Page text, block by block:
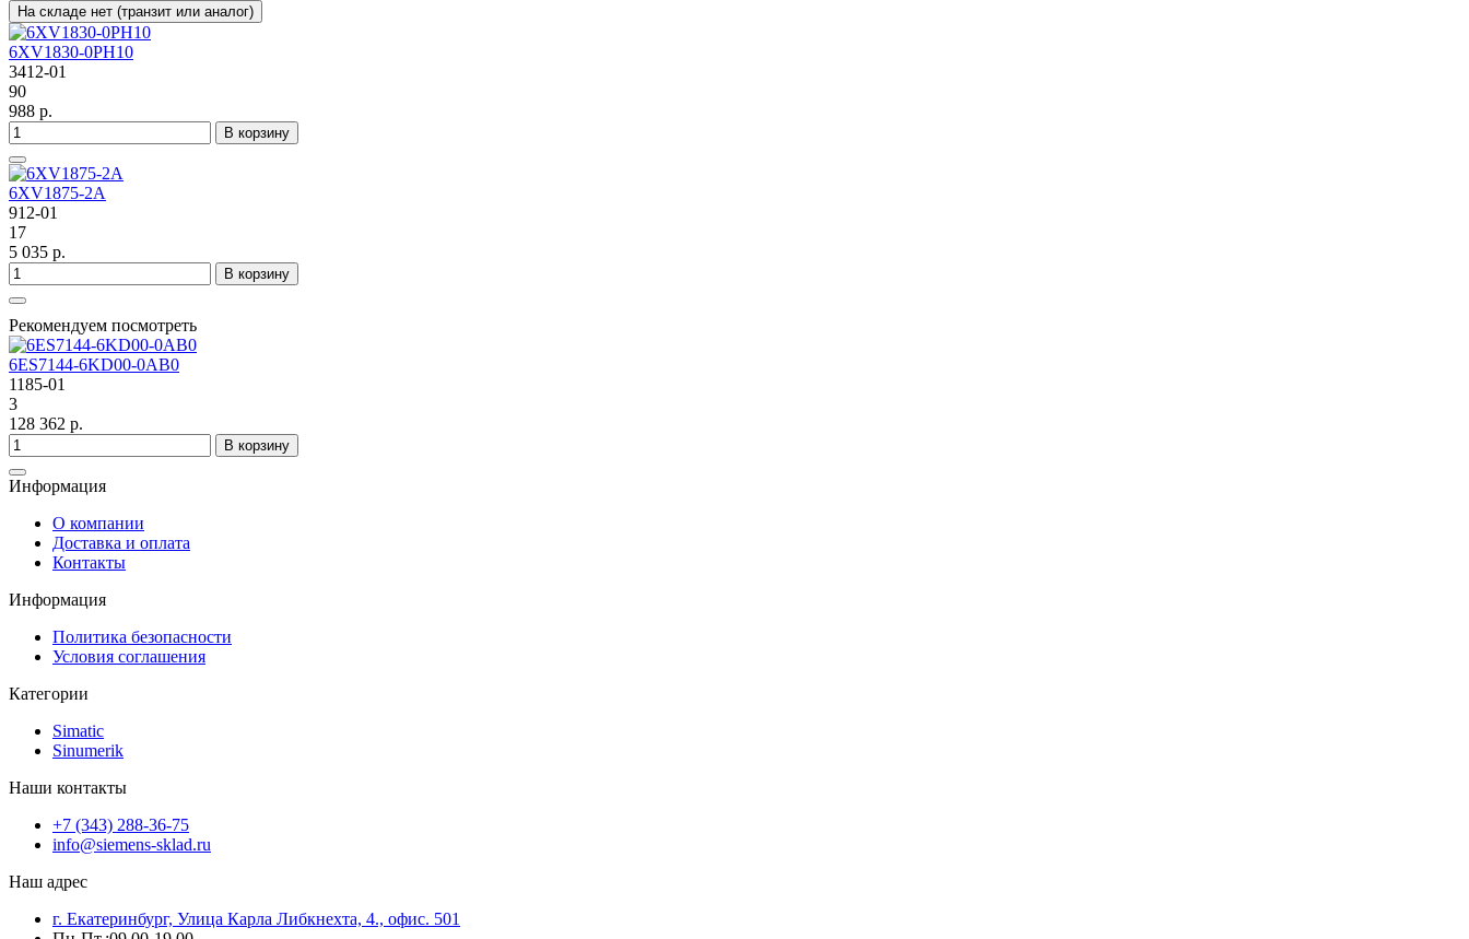
На складе нет (транзит или аналог)
6XV1830-0PH10
3412-01
90
988 р.
В корзину
6XV1875-2A
912-01
17
5 035 р.
В корзину
Рекомендуем посмотреть
6ES7144-6KD00-0AB0
1185-01
3
128 362 р.
В корзину
Информация
О компании
Доставка и оплата
Контакты
Информация
Политика безопасности
Условия соглашения
Категории
Simatic
Sinumerik
Наши контакты
+7 (343) 288-36-75
info@siemens-sklad.ru
Наш адрес
г. Екатеринбург, Улица Карла Либкнехта, 4., офис. 501